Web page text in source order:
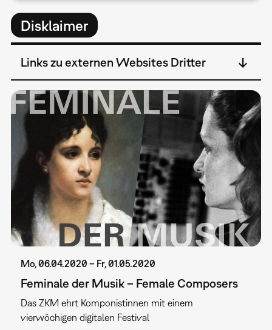
Disklaimer
Links zu externen Websites Dritter
Mo, 06.04.2020 – Fr, 01.05.2020
Feminale der Musik – Female Composers
Das ZKM ehrt Komponistinnen mit einem
vierwöchigen digitalen Festival